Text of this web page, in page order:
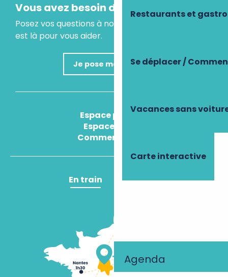
Restaurants et
Se déplacer /
Vacances sans
Carte interactive
Agenda
Vous avez besoin d'un conseil ?
Posez vos questions à notre assistant virtuel, il
est là pour vous aider.
Je pose ma question
Espace presse
Espace pro
Comment venir ?
En train En avion